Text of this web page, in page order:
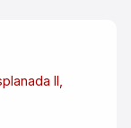
II,